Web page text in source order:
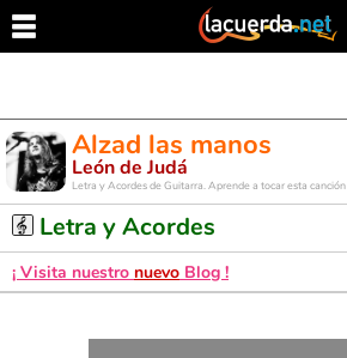
Alzad las manos
León de Judá
Letra y Acordes de Guitarra. Aprende a tocar esta canción
Letra y Acordes
¡ Visita nuestro nuevo Blog !